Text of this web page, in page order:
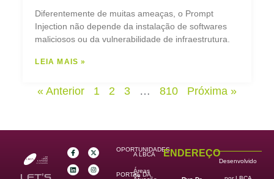
Diferentemente de muitas ameaças, o Prompt
Injection não depende da instalação de softwares
maliciosos ou da vulnerabilidade de infraestrutura.
LEIA MAIS »
« Anterior 1 2 3 … 810 Próxima »
OPORTUNIDADES
PORTAL DA
A LBCA
Áreas
de
ENDEREÇO
Desenvolvido